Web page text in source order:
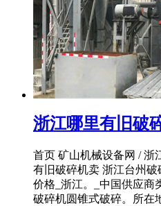
浙江哪里有旧破
首页 矿山机械设备网 / 浙
有旧破碎机卖 浙江台州
价格_浙江。_中国供应商
破碎机圆锥式破碎。所在